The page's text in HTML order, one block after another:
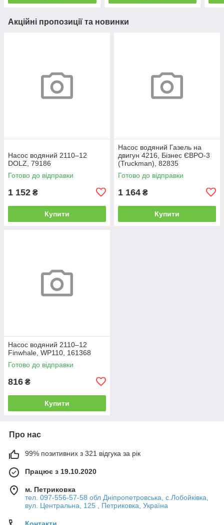
Акційні пропозиції та новинки
Насос водяний 2110–12
DOLZ, 79186
Готово до відправки
1 152 ₴
Купити
Насос водяний Газель на
двигун 4216, Бізнес ЄВРО-3
(Truckman), 82835
Готово до відправки
1 164 ₴
Купити
Насос водяний 2110–12
Finwhale, WP110, 161368
Готово до відправки
816 ₴
Купити
Про нас
99% позитивних з 321 відгука за рік
Працює з 19.10.2020
м. Петриковка
тел. 097-556-57-58 обл Дніпропетровська, с.Лобойківка,
вул. Центральна, 125 , Петриковка, Україна